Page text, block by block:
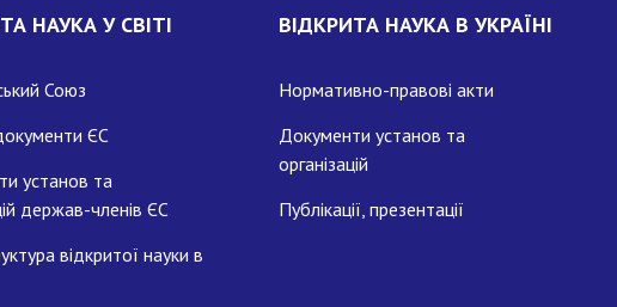
НАУКА У СВІТІ
Союз
ЄС
установ та
держав-членів ЄС
відкритої науки в
ВІДКРИТА НАУКА В УКРАЇНІ
Нормативно-правові акти
Документи установ та
організацій
Публікації, презентації